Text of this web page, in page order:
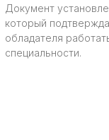
Документ
который
обладателя
специальности.